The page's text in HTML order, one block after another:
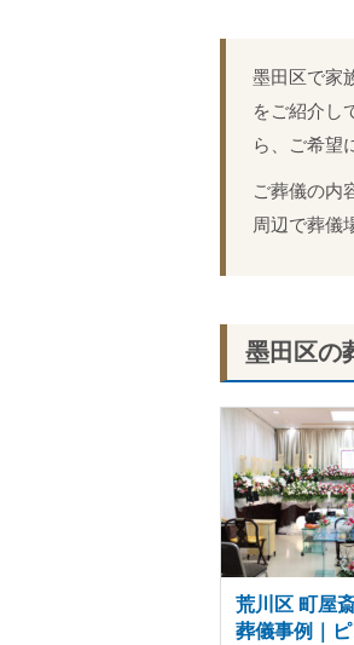
墨田区で家
をご紹介し
ら、ご希望
ご葬儀の内
周辺で葬儀
墨田区の
荒川区 町屋
葬儀事例｜